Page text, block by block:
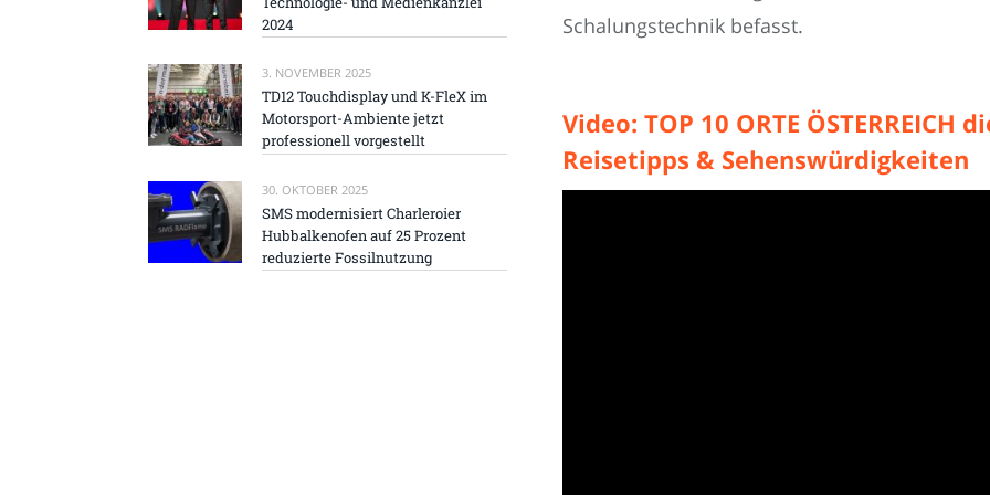
Schalungstechnik befasst.
Video: TOP 10 ORTE ÖSTERREICH
Reisetipps & Sehenswürdigkeiten
2024
3. NOVEMBER 2025
TD12 Touchdisplay und K-FleX im
Motorsport-Ambiente jetzt
professionell vorgestellt
30. OKTOBER 2025
SMS modernisiert Charleroier
Hubbalkenofen auf 25 Prozent
reduzierte Fossilnutzung